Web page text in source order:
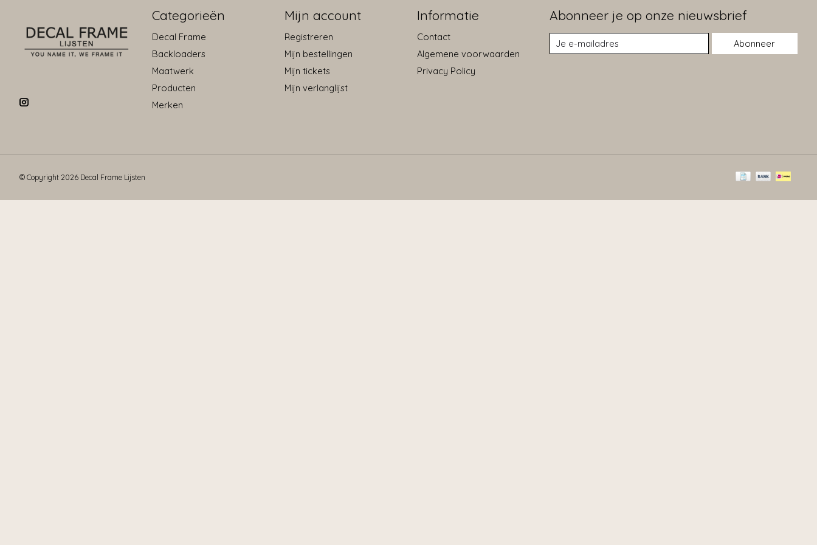
Categorieën
Decal Frame
Backloaders
Maatwerk
Producten
Merken
Mijn account
Registreren
Mijn bestellingen
Mijn tickets
Mijn verlanglijst
Informatie
Contact
Algemene voorwaarden
Privacy Policy
Abonneer je op onze nieuwsbrief
Abonneer
© Copyright 2026 Decal Frame Lijsten